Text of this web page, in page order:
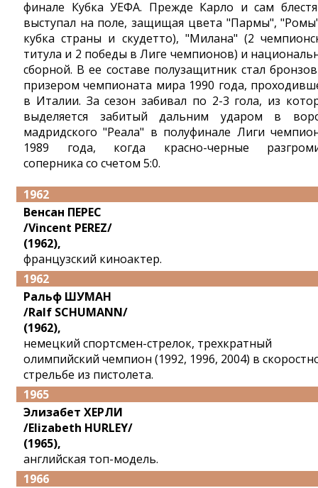
финале Кубка УЕФА. Прежде Карло и сам
выступал на поле, защищая цвета "Пармы",
кубка страны и скудетто), "Милана" (2
титула и 2 победы в Лиге чемпионов) и
сборной. В ее составе полузащитник стал
призером чемпионата мира 1990 года,
в Италии. За сезон забивал по 2-3 гола, из
выделяется забитый дальним ударом в
мадридского "Реала" в полуфинале Лиги
1989 года, когда красно-черные
соперника со счетом 5:0.
1962
Венсан ПЕРЕС
/Vincent PEREZ/
(1962),
французский киноактер.
1962
Ральф ШУМАН
/Ralf SCHUMANN/
(1962),
немецкий спортсмен-стрелок, трехкратный
олимпийский чемпион (1992, 1996, 2004) в
стрельбе из пистолета.
1965
Элизабет ХЕРЛИ
/Elizabeth HURLEY/
(1965),
английская топ-модель.
1966